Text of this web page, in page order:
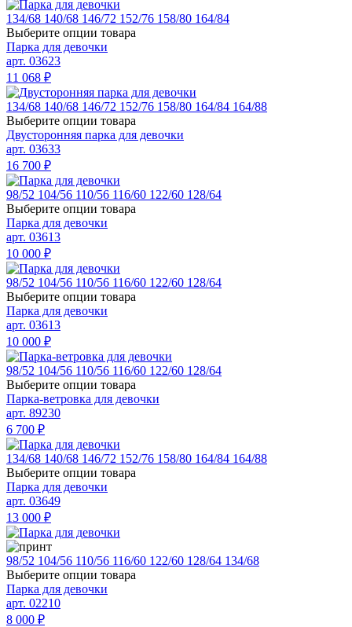
134/68 140/68 146/72 152/76 158/80 164/84
Выберите опции товара
Парка для девочки
арт. 03623
11 068 ₽
134/68 140/68 146/72 152/76 158/80 164/84 164/88
Выберите опции товара
Двусторонняя парка для девочки
арт. 03633
16 700 ₽
98/52 104/56 110/56 116/60 122/60 128/64
Выберите опции товара
Парка для девочки
арт. 03613
10 000 ₽
98/52 104/56 110/56 116/60 122/60 128/64
Выберите опции товара
Парка для девочки
арт. 03613
10 000 ₽
98/52 104/56 110/56 116/60 122/60 128/64
Выберите опции товара
Парка-ветровка для девочки
арт. 89230
6 700 ₽
134/68 140/68 146/72 152/76 158/80 164/84 164/88
Выберите опции товара
Парка для девочки
арт. 03649
13 000 ₽
98/52 104/56 110/56 116/60 122/60 128/64 134/68
Выберите опции товара
Парка для девочки
арт. 02210
8 000 ₽